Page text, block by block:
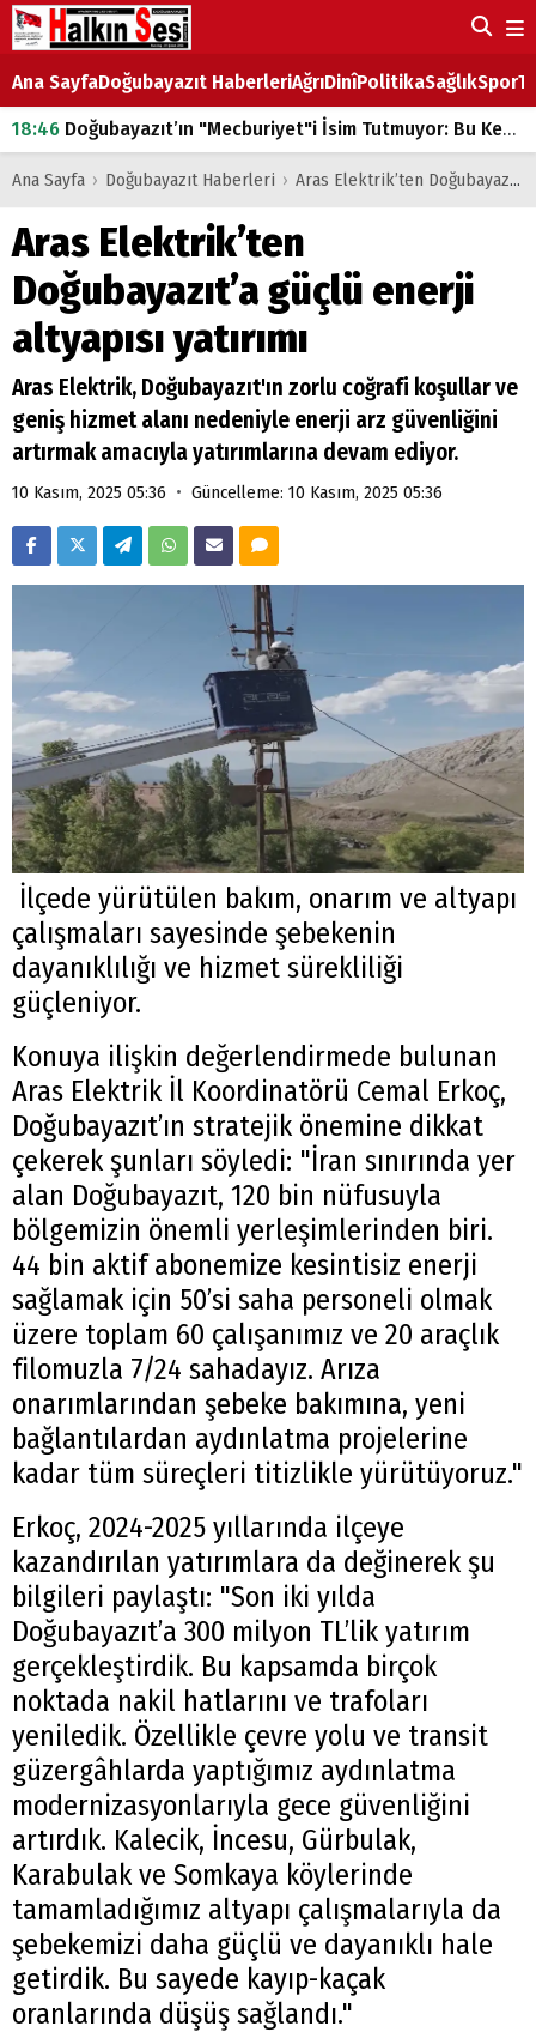
Ana SayfaDoğubayazıt HaberleriAğrıDinîPolitikaSağlıkSpor
18:46 Doğubayazıt’ın "Mecburiyet"i İsim Tutmuyor: Bu Kez de Mem u Zîn Oldu!
07:53Doğubayazıt’ta Ekmek Fiyatlarına Zam
Doğubayazıt'ta çocukların sırtındaki ağır yük
07:00DEVLET ve HÜKÜMET
18:29ÇARŞI CADDESİ YAZ BOZ TAHTASI
Ana Sayfa › Doğubayazıt Haberleri › Aras Elektrik’ten Doğubayazıt’a güçlü enerji altyapısı yatırımı
Aras Elektrik’ten
Doğubayazıt’a güçlü enerji
altyapısı yatırımı
Aras Elektrik, Doğubayazıt'ın zorlu coğrafi koşullar ve
geniş hizmet alanı nedeniyle enerji arz güvenliğini
artırmak amacıyla yatırımlarına devam ediyor.
10 Kasım, 2025 05:36 • Güncelleme: 10 Kasım, 2025 05:36
İlçede yürütülen bakım, onarım ve altyapı
çalışmaları sayesinde şebekenin
dayanıklılığı ve hizmet sürekliliği
güçleniyor.
Konuya ilişkin değerlendirmede bulunan
Aras Elektrik İl Koordinatörü Cemal Erkoç,
Doğubayazıt’ın stratejik önemine dikkat
çekerek şunları söyledi: "İran sınırında yer
alan Doğubayazıt, 120 bin nüfusuyla
bölgemizin önemli yerleşimlerinden biri.
44 bin aktif abonemize kesintisiz enerji
sağlamak için 50’si saha personeli olmak
üzere toplam 60 çalışanımız ve 20 araçlık
filomuzla 7/24 sahadayız. Arıza
onarımlarından şebeke bakımına, yeni
bağlantılardan aydınlatma projelerine
kadar tüm süreçleri titizlikle yürütüyoruz."
Erkoç, 2024-2025 yıllarında ilçeye
kazandırılan yatırımlara da değinerek şu
bilgileri paylaştı: "Son iki yılda
Doğubayazıt’a 300 milyon TL’lik yatırım
gerçekleştirdik. Bu kapsamda birçok
noktada nakil hatlarını ve trafoları
yeniledik. Özellikle çevre yolu ve transit
güzergâhlarda yaptığımız aydınlatma
modernizasyonlarıyla gece güvenliğini
artırdık. Kalecik, İncesu, Gürbulak,
Karabulak ve Somkaya köylerinde
tamamladığımız altyapı çalışmalarıyla da
şebekemizi daha güçlü ve dayanıklı hale
getirdik. Bu sayede kayıp-kaçak
oranlarında düşüş sağlandı."